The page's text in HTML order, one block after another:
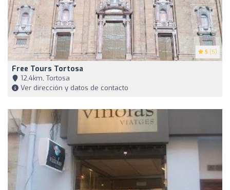
5 (5)
Free Tours Tortosa
12,4km, Tortosa
Ver dirección y datos de contacto